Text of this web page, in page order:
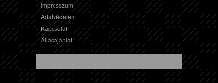
Impresszum
Adatvédelem
Kapcsolat
Állásajánlat